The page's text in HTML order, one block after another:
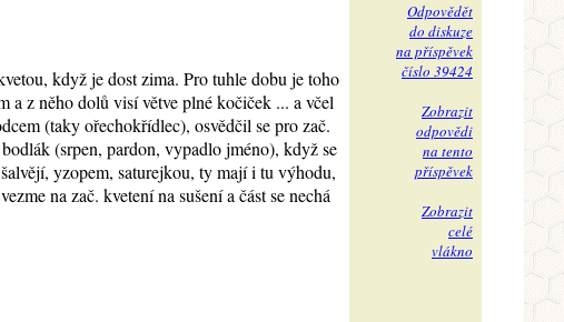
když je dost zima. Pro tuhle dobu je toho
a z něho dolů visí větve plné kočiček ... a včel
(taky ořechokřídlec), osvědčil se pro zač.
(srpen, pardon, vypadlo jméno), když se
yzopem, saturejkou, ty mají i tu výhodu,
na zač. kvetení na sušení a část se nechá
Odpovědět
do diskuze
na příspěvek
číslo 39424
Zobrazit
odpovědi
na tento
příspěvek
Zobrazit
celé
vlákno